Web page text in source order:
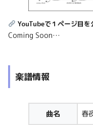
YouTubeで１ページ目を
Coming Soon…
楽譜情報
曲名 春